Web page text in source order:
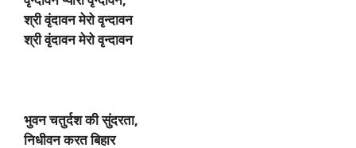
श्री वृंदावन मेरो वृन्दावन
श्री वृंदावन मेरो वृन्दावन
भुवन चतुर्दश की सुंदरता,
निधीवन करत बिहार